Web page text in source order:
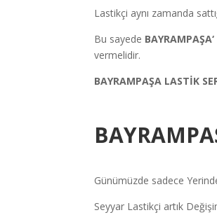
Lastikçi aynı zamanda
Bu sayede BAYRAMPAŞA
vermelidir.
BAYRAMPAŞA LASTİK
Günümüzde sadece
Seyyar Lastikçi artık